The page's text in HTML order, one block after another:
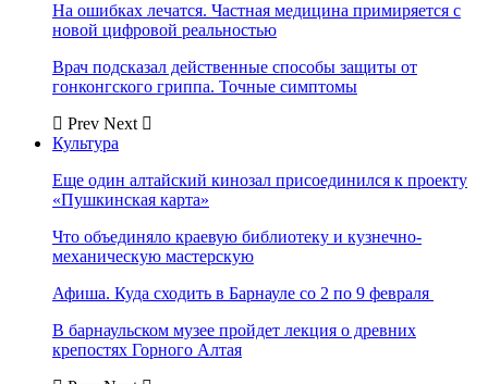
На ошибках лечатся. Частная медицина примиряется с
новой цифровой реальностью
Врач подсказал действенные способы защиты от
гонконгского гриппа. Точные симптомы
Prev Next
Культура
Еще один алтайский кинозал присоединился к проекту
«Пушкинская карта»
Что объединяло краевую библиотеку и кузнечно-
механическую мастерскую
Афиша. Куда сходить в Барнауле со 2 по 9 февраля
В барнаульском музее пройдет лекция о древних
крепостях Горного Алтая